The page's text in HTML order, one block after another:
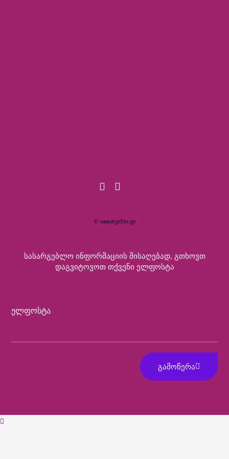
© saasargeblo.ge
Სასარგებლო Ინფორმაციის Მისაღებად, Გთხოვთ
Დაგვიტოვოთ Თქვენი Ელფოსტა
Ელფოსტა
ᲒᲐᲛᲝᲬᲔᲠᲐ